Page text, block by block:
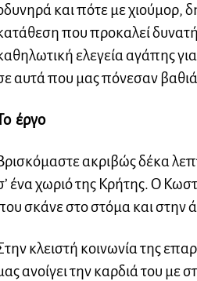
και πότε με χιούμορ,
που προκαλεί
ελεγεία αγάπης
αυτά που μας πόνεσαν
έργο
ακριβώς δέκα
ένα χωριό της Κρήτης. Ο
σκάνε στο στόμα και στην
κλειστή κοινωνία της
ανοίγει την καρδιά του με